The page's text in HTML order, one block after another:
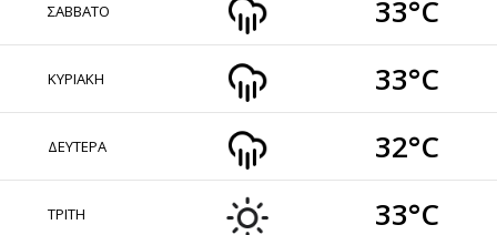
ΣΑΒΒΑΤΟ 33°C
ΚΥΡΙΑΚΗ 33°C
ΔΕΥΤΕΡΑ 32°C
ΤΡΙΤΗ 33°C